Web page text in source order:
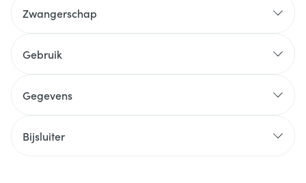
Zwangerschap
Gebruik
Gegevens
Bijsluiter